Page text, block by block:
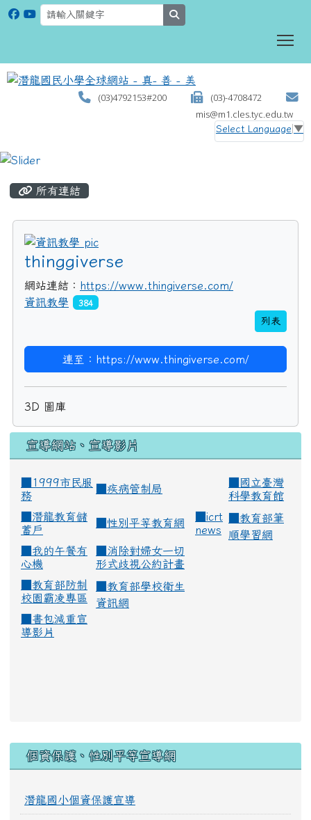
(03)4792153#200
(03)-4708472
mis@m1.cles.tyc.edu.tw
Select Language ▼
所有連結
title:資訊教學
thinggiverse
網站連結： https://www.thingiverse.com/
資訊教學
384
列表
連至：https://www.thingiverse.com/
3D 圖庫
宣導網站、宣導影片
■1999市民服
務
疾病管制局
國立臺灣
科學教育館
潛龍教育儲
蓄戶
性別平等教育網
icrt
news
教育部筆
順學習網
我的午餐有
心機
消除對婦女一切
形式歧視公約計畫
教育部防制
校園霸凌專區
教育部學校衛生
資訊網
書包減重宣
導影片
個資保護、性別平等宣導網
潛龍國小個資保護宣導